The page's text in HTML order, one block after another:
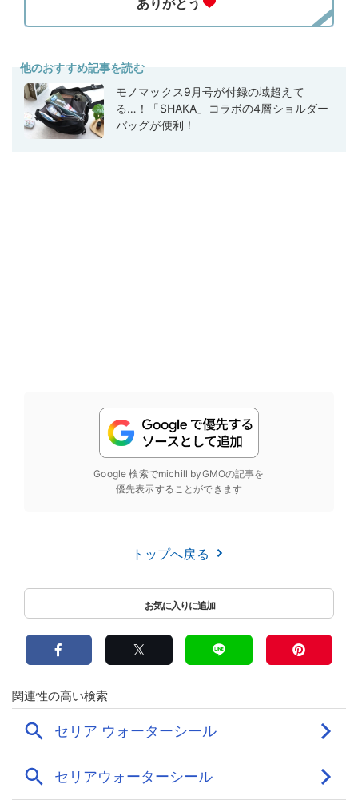
他のおすすめ記事を読む
モノマックス9月号が付録の域超えて
る…！「SHAKA」コラボの4層ショルダー
バッグが便利！
Google 検索でmichill byGMOの記事を
優先表示することができます
トップへ戻る